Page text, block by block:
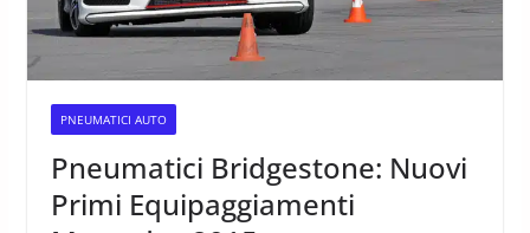
PNEUMATICI AUTO
Pneumatici Bridgestone: Nuovi
Primi Equipaggiamenti